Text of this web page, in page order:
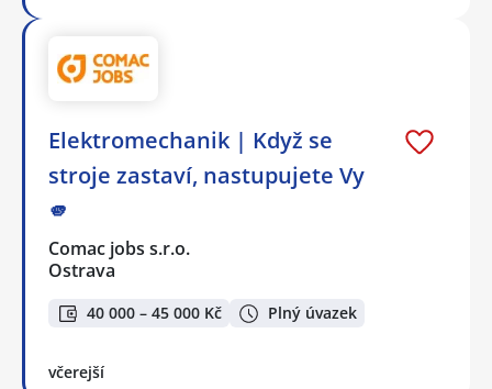
Elektromechanik | Když se
stroje zastaví, nastupujete Vy
🫵
Comac jobs s.r.o.
Ostrava
40 000 – 45 000 Kč Plný úvazek
včerejší